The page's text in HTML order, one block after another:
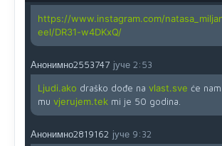
https://www.instagram.com/
eel/DR31-w4DKxQ/
Анонимно2553747 јуче 2:53
Ljudi.ako draško dođe na vlast.sve će
mu vjerujem.tek mi je 50 godina.
Анонимно2819162 јуче 9:32